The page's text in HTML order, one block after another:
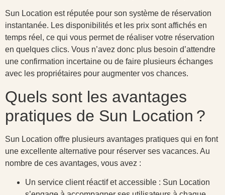
Sun Location est réputée pour son système de réservation
instantanée. Les disponibilités et les prix sont affichés en
temps réel, ce qui vous permet de réaliser votre réservation
en quelques clics. Vous n’avez donc plus besoin d’attendre
une confirmation incertaine ou de faire plusieurs échanges
avec les propriétaires pour augmenter vos chances.
Quels sont les avantages
pratiques de Sun Location ?
Sun Location offre plusieurs avantages pratiques qui en font
une excellente alternative pour réserver ses vacances. Au
nombre de ces avantages, vous avez :
Un service client réactif et accessible : Sun Location